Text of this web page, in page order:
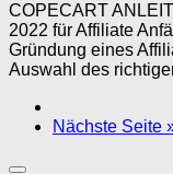
COPECART
2022 für Affiliate
Gründung eines
Auswahl des
Nächste Seite